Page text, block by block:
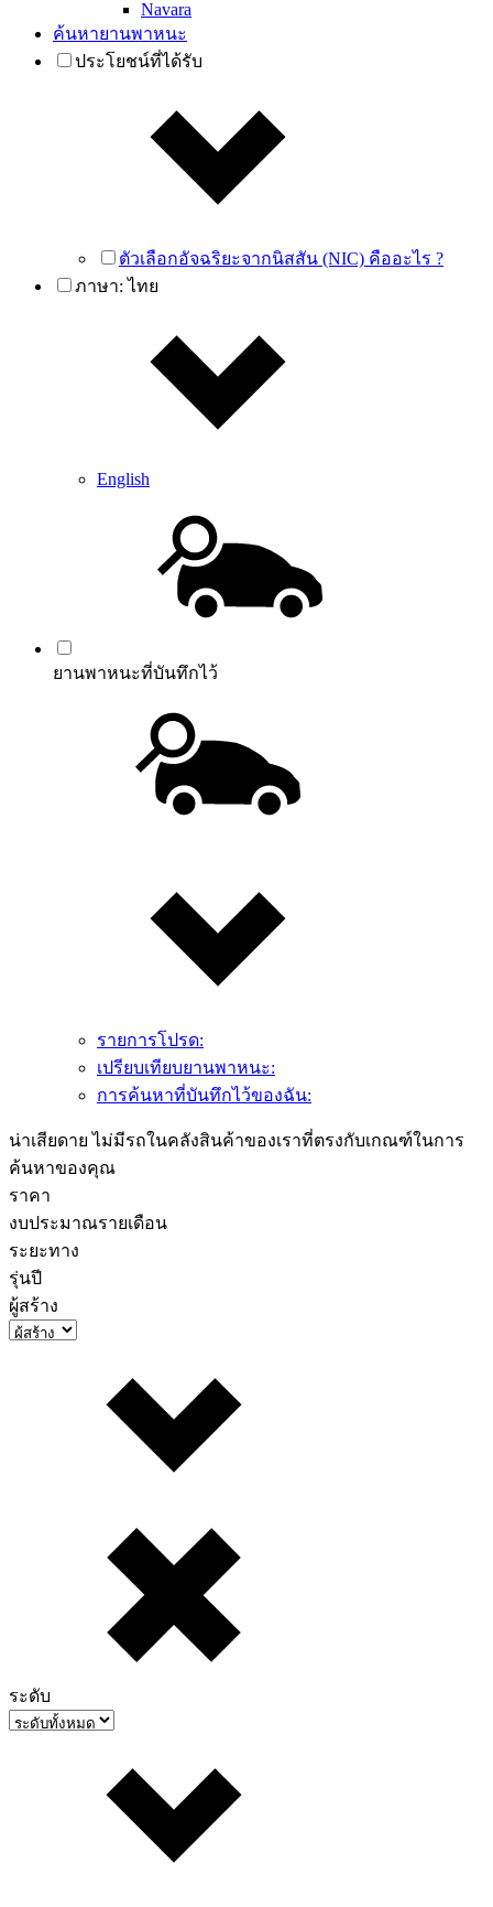
Navara
ค้นหายานพาหนะ
ประโยชน์ที่ได้รับ
ตัวเลือกอัจฉริยะจากนิสสัน (NIC) คืออะไร ?
ภาษา:ไทย
English
ยานพาหนะที่บันทึกไว้
รายการโปรด:
เปรียบเทียบยานพาหนะ:
การค้นหาที่บันทึกไว้ของฉัน:
น่าเสียดาย ไม่มีรถในคลังสินค้าของเราที่ตรงกับเกณฑ์ในการ
ค้นหาของคุณ
ราคา
งบประมาณรายเดือน
ระยะทาง
รุ่นปี
ผู้สร้าง
ระดับ